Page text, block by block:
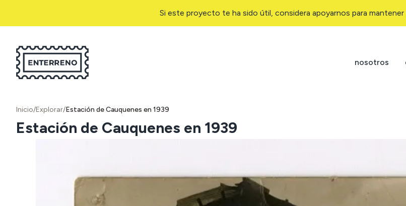
Si este proyecto te ha sido útil, considera apoyarnos para mantener
nosotros
Inicio/Explorar/Estación de Cauquenes en 1939
Estación de Cauquenes en 1939